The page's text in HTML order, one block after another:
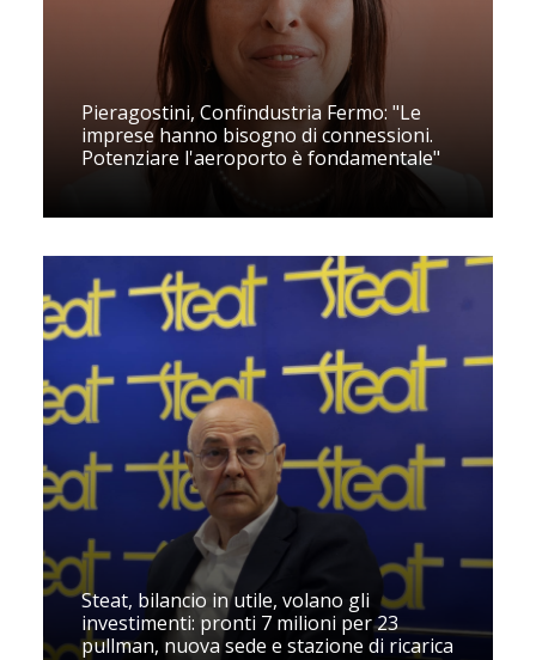
Pieragostini, Confindustria Fermo: "Le
imprese hanno bisogno di connessioni.
Potenziare l'aeroporto è fondamentale"
Steat, bilancio in utile, volano gli
investimenti: pronti 7 milioni per 23
pullman, nuova sede e stazione di ricarica